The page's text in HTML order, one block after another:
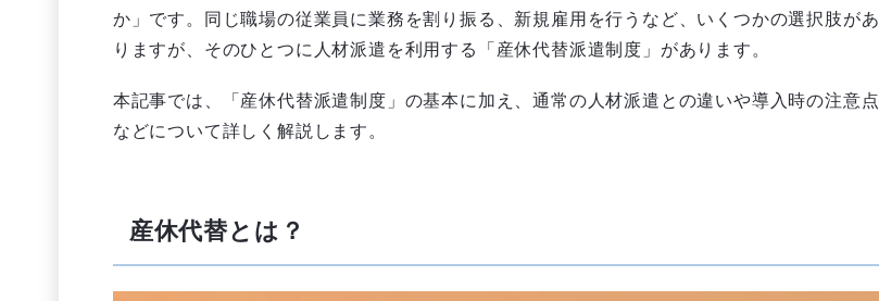
か」です。同じ職場の従業員に業務を割り振る、新規雇用を行うなど、いくつかの選択肢があ
りますが、そのひとつに人材派遣を利用する「産休代替派遣制度」があります。
本記事では、「産休代替派遣制度」の基本に加え、通常の人材派遣との違いや導入時の注意点
などについて詳しく解説します。
産休代替とは？